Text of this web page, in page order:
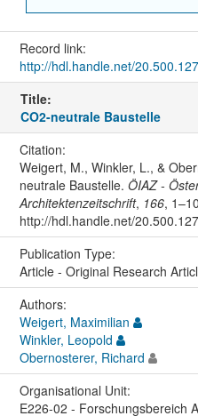
Record link:
http://hdl.handle.net/
Title:
CO2-neutrale Baustelle
Citation:
Weigert, M., Winkler, L., &
neutrale Baustelle. ÖIAZ -
Architektenzeitschrift, 166,
http://hdl.handle.net/
Publication Type:
Article - Original Research
Authors:
Weigert, Maximilian
Winkler, Leopold
Obernosterer, Richard
Organisational Unit:
E226-02 - Forschungsbereich